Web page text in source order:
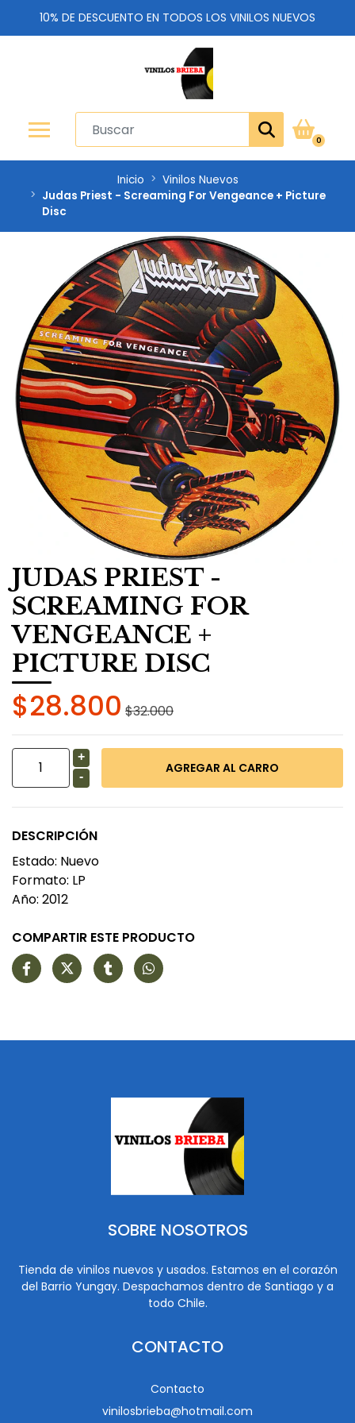
10% DE DESCUENTO EN TODOS LOS VINILOS NUEVOS
0
Inicio
Vinilos Nuevos
Judas Priest - Screaming For Vengeance + Picture
Disc
JUDAS PRIEST -
SCREAMING FOR
VENGEANCE +
PICTURE DISC
$28.800 $32.000
+
-
DESCRIPCIÓN
Estado: Nuevo
Formato: LP
Año: 2012
COMPARTIR ESTE PRODUCTO
SOBRE NOSOTROS
Tienda de vinilos nuevos y usados. Estamos en el corazón
del Barrio Yungay. Despachamos dentro de Santiago y a
todo Chile.
CONTACTO
Contacto
vinilosbrieba@hotmail.com